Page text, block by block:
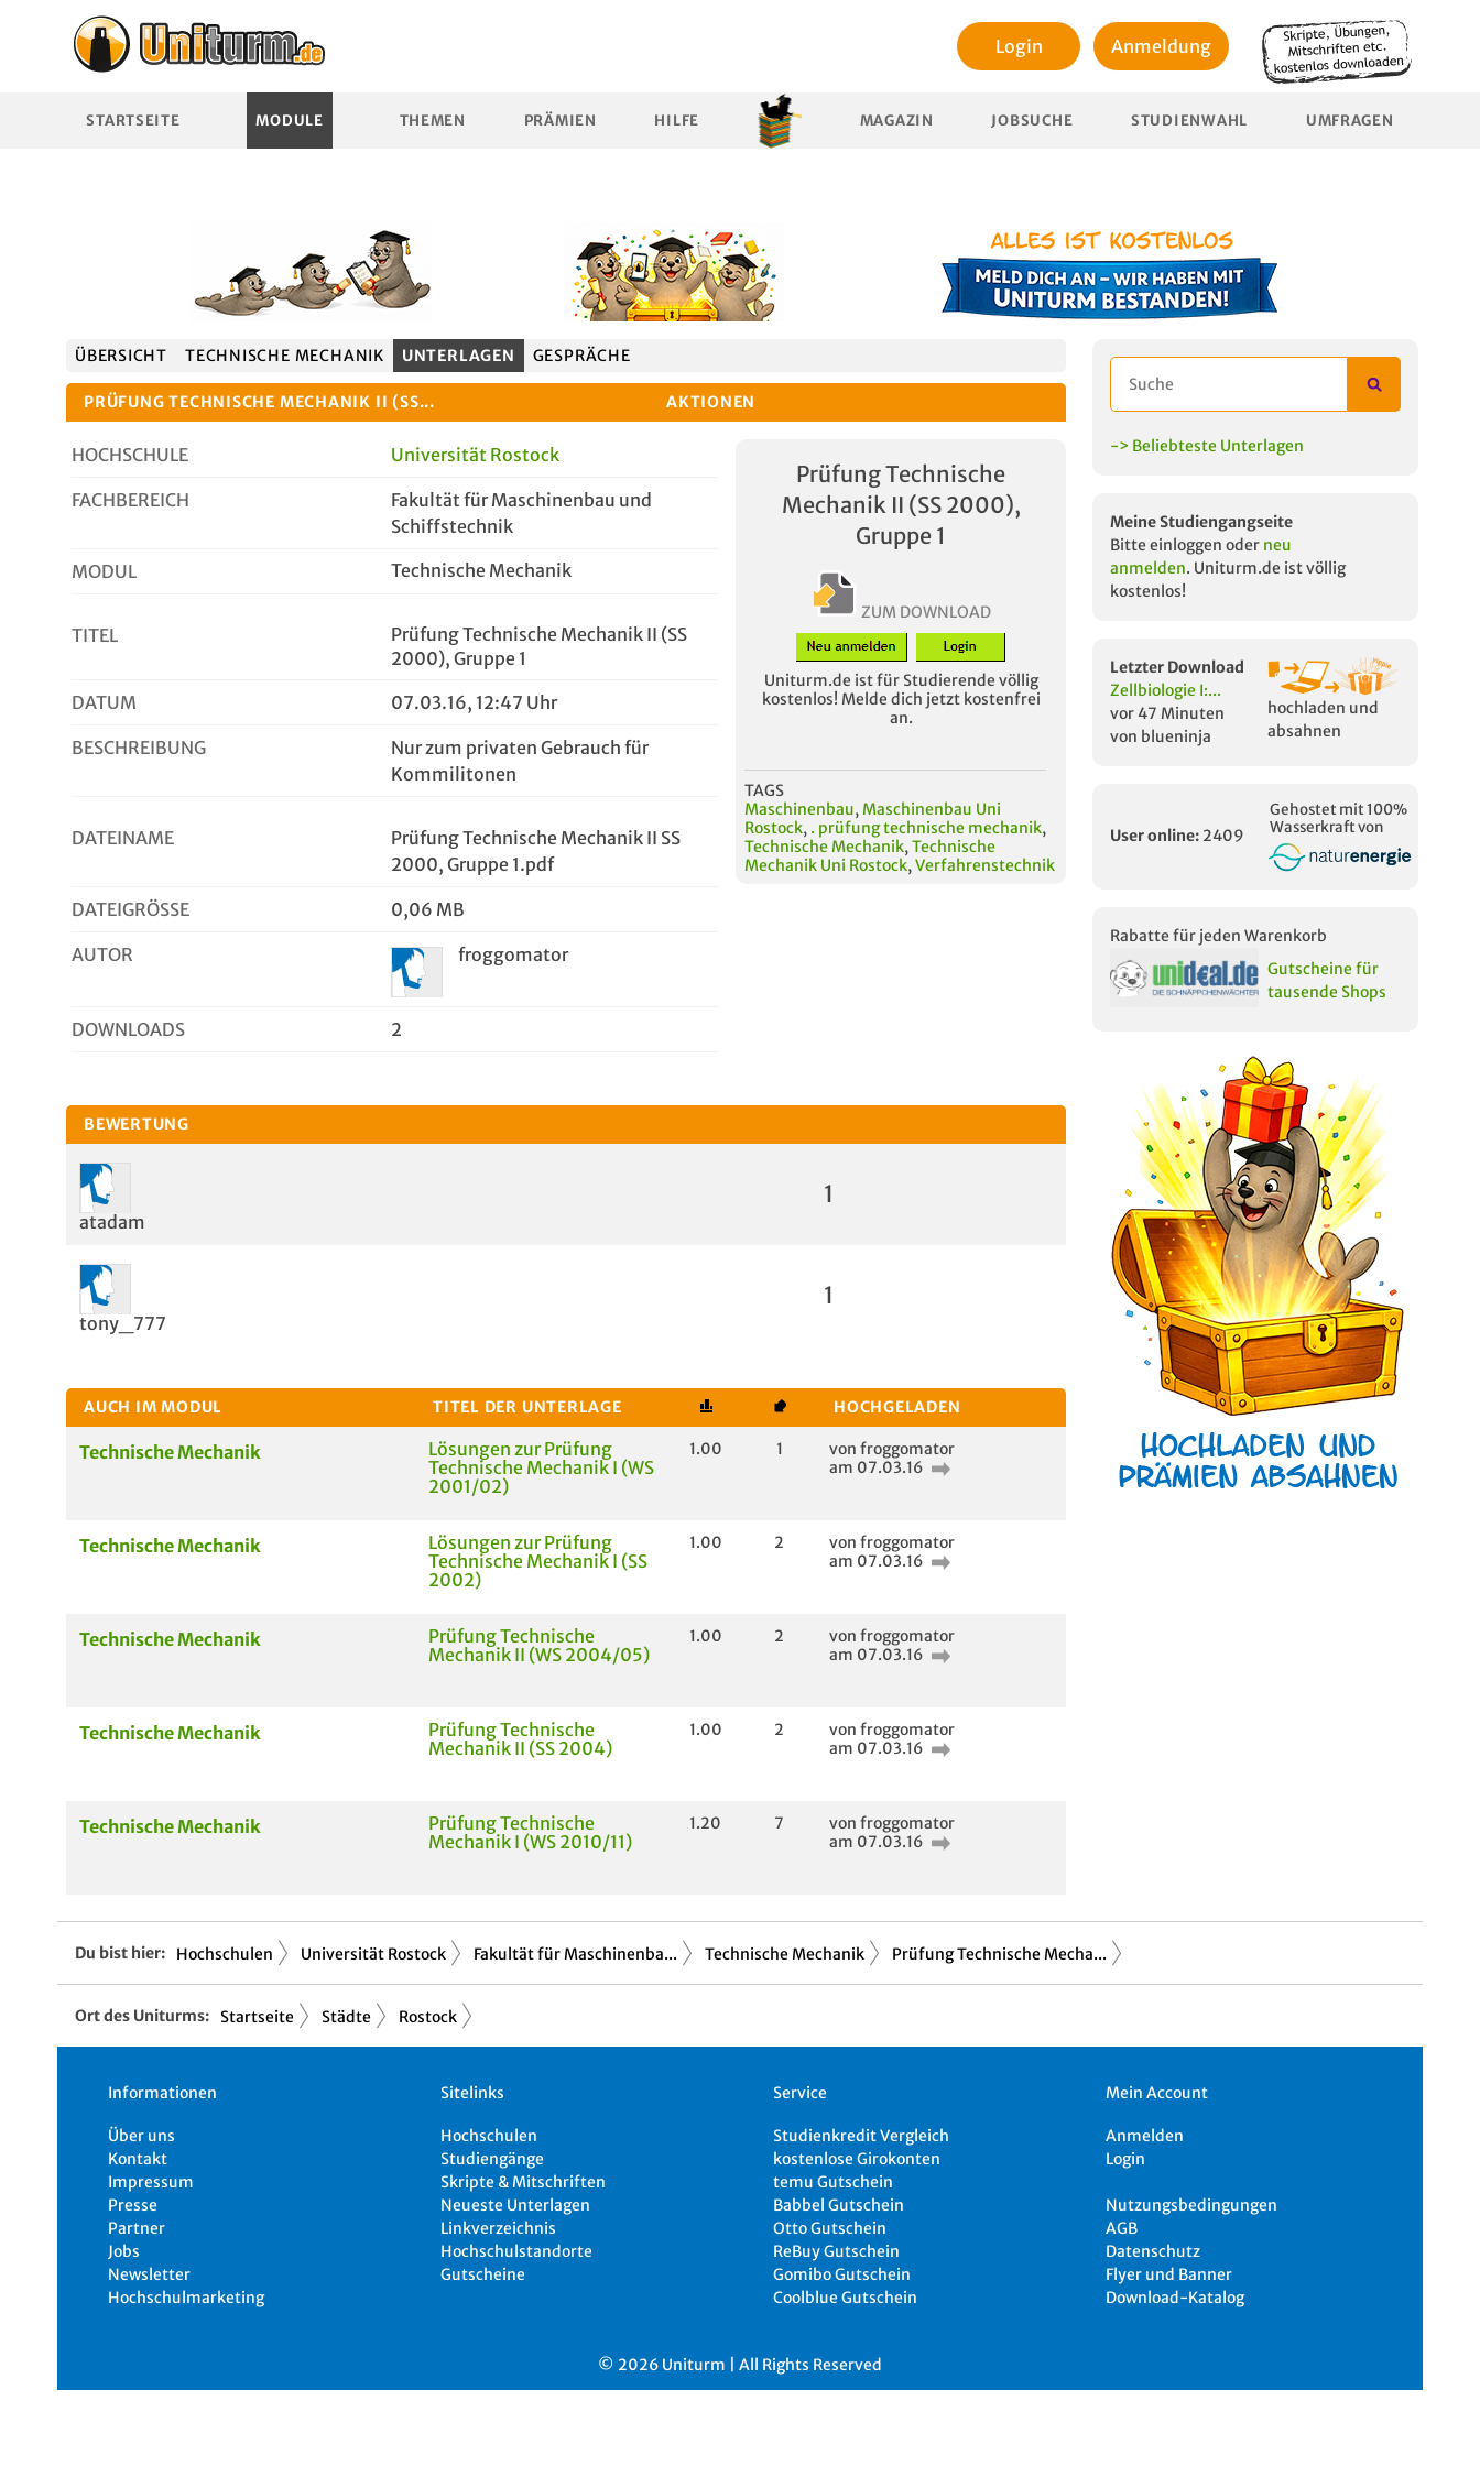
Login Anmeldung
STARTSEITE MODULE THEMEN PRÄMIEN HILFE MAGAZIN JOBSUCHE STUDIENWAHL UMFRAGEN
ÜBERSICHT TECHNISCHE MECHANIK UNTERLAGEN GESPRÄCHE
PRÜFUNG TECHNISCHE MECHANIK II (SS... AKTIONEN
HOCHSCHULE Universität Rostock
FACHBEREICH
Fakultät für Maschinenbau und
Schiffstechnik
MODUL Technische Mechanik
TITEL
Prüfung Technische Mechanik II (SS
2000), Gruppe 1
DATUM
07.03.16, 12:47 Uhr
BESCHREIBUNG
Nur zum privaten Gebrauch für
Kommilitonen
DATEINAME
Prüfung Technische Mechanik II SS
2000, Gruppe 1.pdf
DATEIGRÖSSE 0,06 MB
AUTOR froggomator
DOWNLOADS 2
Prüfung Technische
Mechanik II (SS 2000),
Gruppe 1
ZUM DOWNLOAD
Uniturm.de ist für Studierende völlig
kostenlos! Melde dich jetzt kostenfrei
an.
TAGS
Maschinenbau, Maschinenbau Uni
Rostock, . prüfung technische mechanik,
Technische Mechanik, Technische
Mechanik Uni Rostock, Verfahrenstechnik
BEWERTUNG
atadam
1
tony_777
1
AUCH IM MODUL TITEL DER UNTERLAGE HOCHGELADEN
Technische Mechanik
Lösungen zur Prüfung
Technische Mechanik I (WS
2001/02)
1.00 1
von froggomator
am 07.03.16
Technische Mechanik
Lösungen zur Prüfung
Technische Mechanik I (SS
2002)
1.00 2
von froggomator
am 07.03.16
Technische Mechanik
Prüfung Technische
Mechanik II (WS 2004/05)
1.00 2
von froggomator
am 07.03.16
Technische Mechanik
Prüfung Technische
Mechanik II (SS 2004)
1.00 2
von froggomator
am 07.03.16
Technische Mechanik
Prüfung Technische
Mechanik I (WS 2010/11)
1.20 7
von froggomator
am 07.03.16
-> Beliebteste Unterlagen
Meine Studiengangseite
Bitte einloggen oder neu
anmelden. Uniturm.de ist völlig
kostenlos!
Letzter Download
Zellbiologie I:...
vor 47 Minuten
von blueninja
hochladen und
absahnen
User online: 2409
Gehostet mit 100%
Wasserkraft von
Rabatte für jeden Warenkorb
Gutscheine für
tausende Shops
Du bist hier: Hochschulen Universität Rostock Fakultät für Maschinenba... Technische Mechanik Prüfung Technische Mecha...
Ort des Uniturms: Startseite Städte Rostock
Informationen
Über uns
Kontakt
Impressum
Presse
Partner
Jobs
Newsletter
Hochschulmarketing
Sitelinks
Hochschulen
Studiengänge
Skripte & Mitschriften
Neueste Unterlagen
Linkverzeichnis
Hochschulstandorte
Gutscheine
Service
Studienkredit Vergleich
kostenlose Girokonten
temu Gutschein
Babbel Gutschein
Otto Gutschein
ReBuy Gutschein
Gomibo Gutschein
Coolblue Gutschein
Mein Account
Anmelden
Login
Nutzungsbedingungen
AGB
Datenschutz
Flyer und Banner
Download-Katalog
© 2026 Uniturm | All Rights Reserved